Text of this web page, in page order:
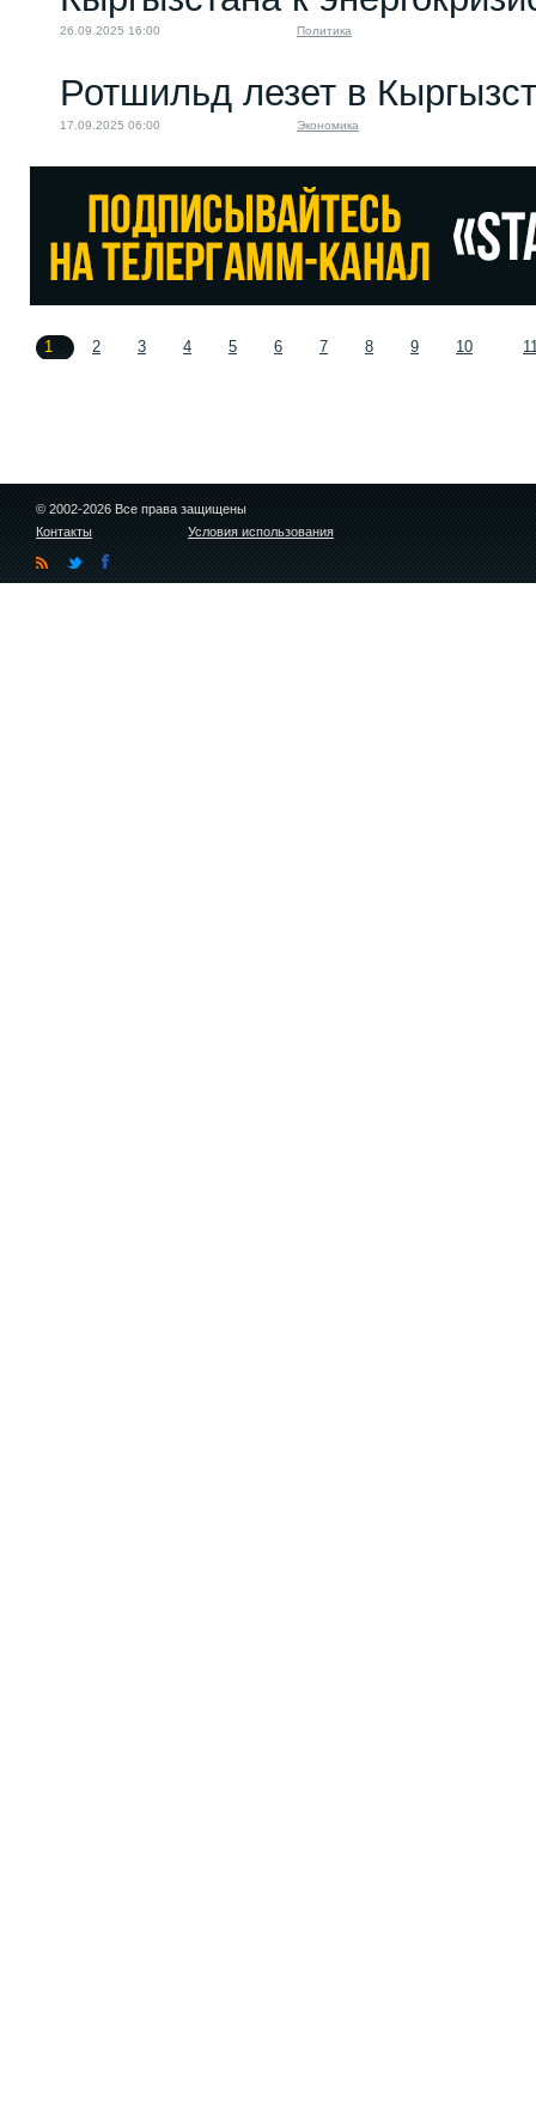
26.09.2025 16:00 Политика
Ротшильд лезет в
17.09.2025 06:00 Экономика
1 2 3 4 5 6 7 8 9 10
© 2002-2026 Все права защищены
Контакты
Условия использования